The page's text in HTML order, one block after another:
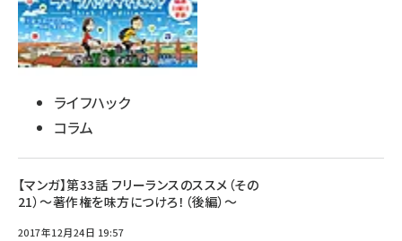
ライフハック
コラム
【マンガ】第33話 フリーランスのススメ（その
21）～著作権を味方につけろ！（後編）～
2017年12月24日 19:57